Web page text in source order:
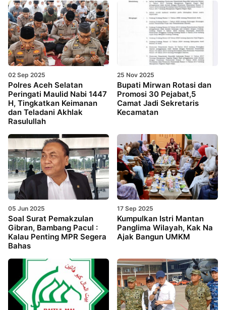
02 Sep 2025
Polres Aceh Selatan
Peringati Maulid Nabi 1447
H, Tingkatkan Keimanan
dan Teladani Akhlak
Rasulullah
25 Nov 2025
Bupati Mirwan Rotasi dan
Promosi 30 Pejabat,5
Camat Jadi Sekretaris
Kecamatan
05 Jun 2025
Soal Surat Pemakzulan
Gibran, Bambang Pacul :
Kalau Penting MPR Segera
Bahas
17 Sep 2025
Kumpulkan Istri Mantan
Panglima Wilayah, Kak Na
Ajak Bangun UMKM